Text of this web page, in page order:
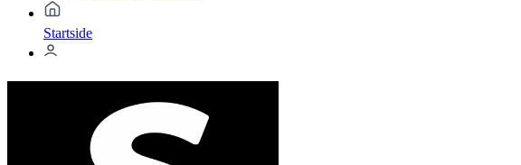
Startside